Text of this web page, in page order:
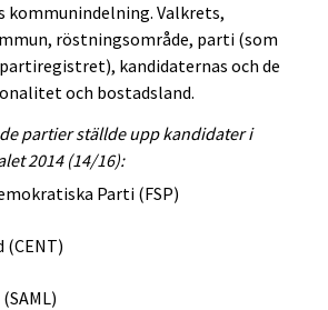
Valkrets,
röstningsområde, parti (som
kandidaternas och de
och bostadsland.
partier ställde upp kandidater i
2014 (14/16):
Parti (FSP)
(CENT)